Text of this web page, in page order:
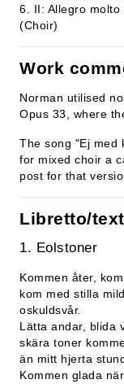
6. II: Allegro
(Choir)
Work
Norman utilised
Opus 33, where
The song "Ej med
for mixed choir a
post for that
Libretto/text
1. Eolstoner
Kommen åter,
kom med stilla
oskuldsvår.
Lätta andar, blida
skära toner
än mitt hjerta
Kommen glada